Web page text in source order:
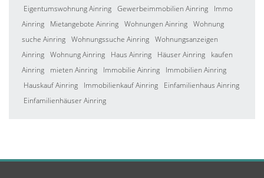
Eigentumswohnung Ainring Gewerbeimmobilien Ainring
Immo
Ainring
Mietangebote Ainring Wohnungen Ainring Wohnung
suche Ainring Wohnungssuche Ainring Wohnungsanzeigen
Ainring Wohnung Ainring Haus Ainring Häuser Ainring
kaufen
Ainring
mieten Ainring Immobilie Ainring
Immobilien Ainring
Hauskauf Ainring
Immobilienkauf Ainring
Einfamilienhaus Ainring
Einfamilienhäuser Ainring